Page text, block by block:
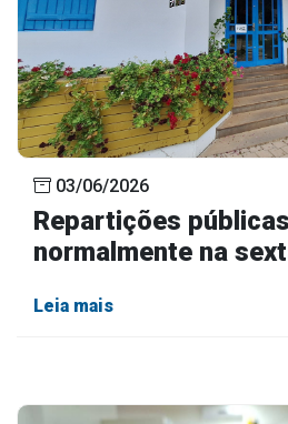
03/06/2026
Repartições
normalmente na
Leia mais